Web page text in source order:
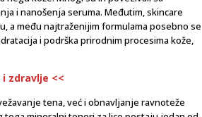
i nanošenja seruma. Međutim, skincare
a među najtraženijim formulama posebno se
i podrška prirodnim procesima kože,
zdravlje <<
tena, već i obnavljanje ravnoteže